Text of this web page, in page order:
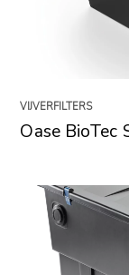
VIJVERFILTERS
Oase BioTec